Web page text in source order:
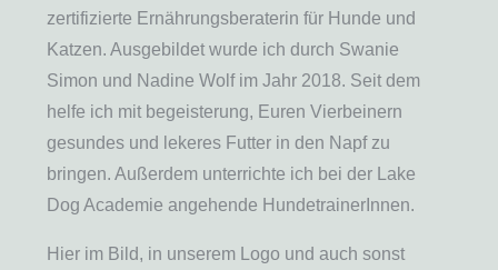
zertifizierte Ernährungsberaterin für Hunde und
Katzen. Ausgebildet wurde ich durch Swanie
Simon und Nadine Wolf im Jahr 2018. Seit dem
helfe ich mit begeisterung, Euren Vierbeinern
gesundes und lekeres Futter in den Napf zu
bringen. Außerdem unterrichte ich bei der Lake
Dog Academie angehende HundetrainerInnen.
Hier im Bild, in unserem Logo und auch sonst